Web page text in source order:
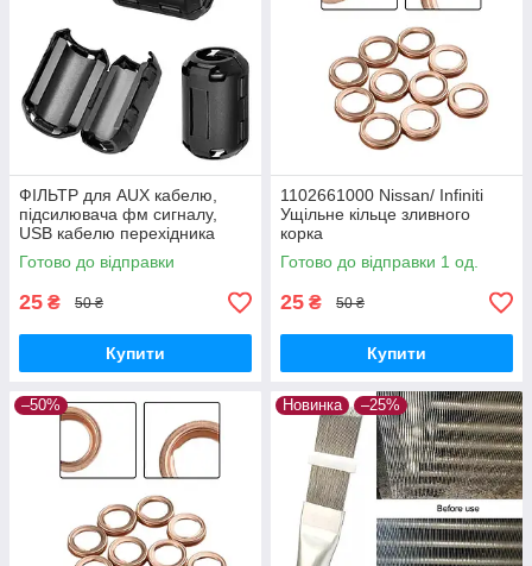
ФІЛЬТР для AUX кабелю,
підсилювача фм сигналу,
USB кабелю перехідника
Готово до відправки
25 ₴ 50 ₴
Купити
1102661000 Nissan/ Infiniti
Ущільне кільце зливного
корка
Готово до відправки 1 од.
25 ₴ 50 ₴
Купити
–50% Новинка –25%